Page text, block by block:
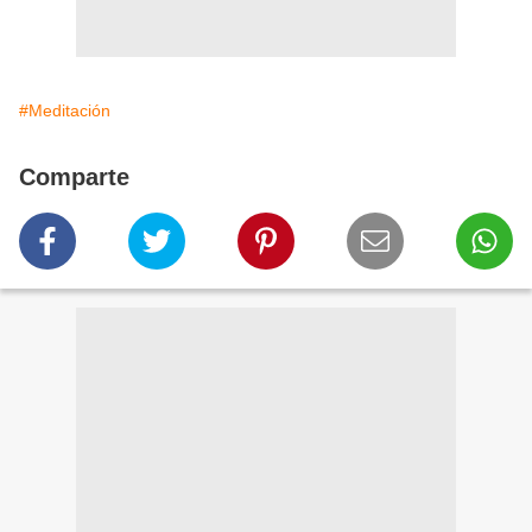
#Meditación
Comparte